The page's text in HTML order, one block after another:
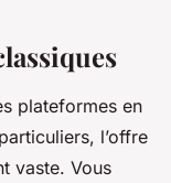
plateformes en
l’offre
vaste. Vous